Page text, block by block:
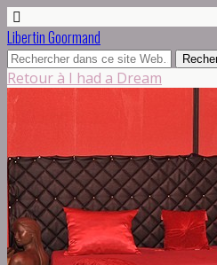
Libertin Goormand
Retour à I had a Dream